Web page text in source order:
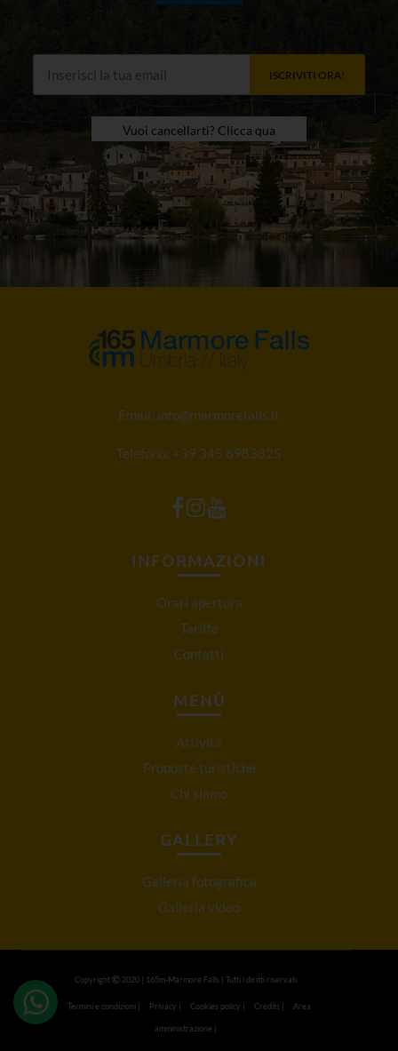
ISCRIVITI ORA!
Vuoi cancellarti? Clicca qua
Email: info@marmorefalls.it
Telefono: +39 345 6983825
INFORMAZIONI
Orari apertura
Tariffe
Contatti
MENÙ
Attività
Proposte turistiche
Chi siamo
GALLERY
Galleria fotografica
Galleria video
Copyright 2020 | 165m-Marmore Falls | Tutti i diritti riservati
Termini e condizioni | Privacy | Cookies policy | Credits | Area
amministrazione |